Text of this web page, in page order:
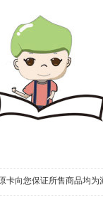
卡向您保证所售商品均